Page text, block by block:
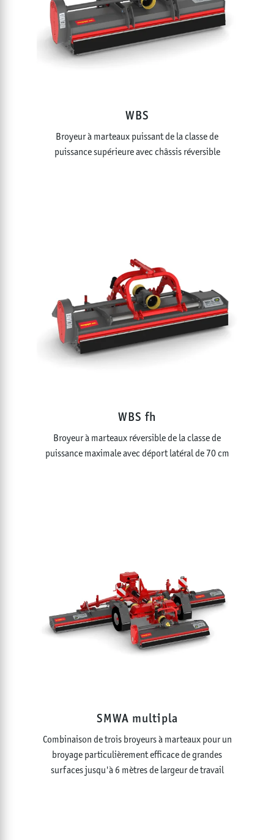
WBS
Broyeur à marteaux puissant de la classe de
puissance supérieure avec châssis réversible
WBS fh
Broyeur à marteaux réversible de la classe de
puissance maximale avec déport latéral de 70 cm
SMWA multipla
Combinaison de trois broyeurs à marteaux pour un
broyage particulièrement efficace de grandes
surfaces jusqu'à 6 mètres de largeur de travail